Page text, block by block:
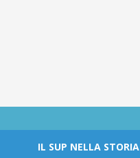
IL SUP NELLA STORIA